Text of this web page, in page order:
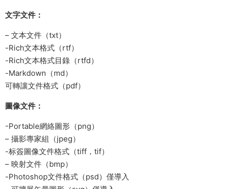
文字文件：
– 文本文件（txt）
-Rich文本格式（rtf）
-Rich文本格式目錄（rtfd）
-Markdown（md）
可轉讓文件格式（pdf）
圖像文件：
-Portable網絡圖形（png）
– 攝影專家組（jpeg）
-标簽圖像文件格式（tiff，tif）
– 映射文件（bmp）
-Photoshop文件格式（psd）僅導入